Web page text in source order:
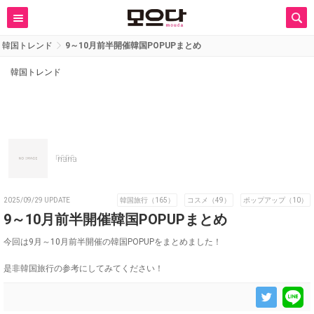
韓国トレンド 9～10月前半開催韓国POPUPまとめ
韓国トレンド
nana
2025/09/29 UPDATE 韓国旅行（165） コスメ（49） ポップアップ（10）
9～10月前半開催韓国POPUPまとめ
今回は9月～10月前半開催の韓国POPUPをまとめました！
是非韓国旅行の参考にしてみてください！